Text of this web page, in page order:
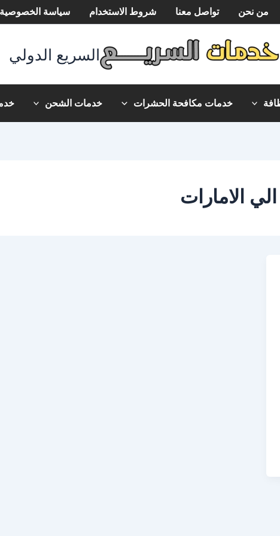
من نحن تواصل معنا شروط الاستخدام سياسة الخصوصية
السريع الدولي
خدمات مكافحة الحشرات خدمات الشحن
الامارات